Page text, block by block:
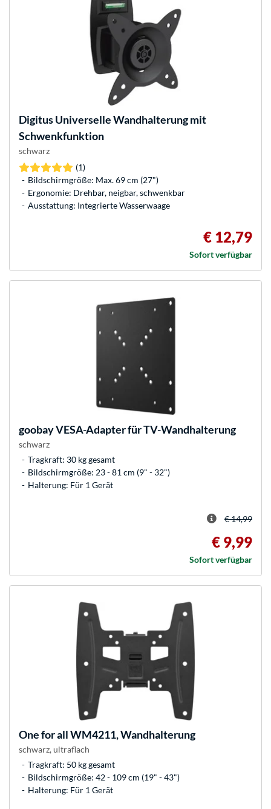
DigitusUniverselle Wandhalterung mit
Schwenkfunktion
schwarz
(1)
Bildschirmgröße: Max. 69 cm (27")
Ergonomie: Drehbar, neigbar, schwenkbar
Ausstattung: Integrierte Wasserwaage
€ 12,79
Sofort verfügbar
goobayVESA-Adapter für TV-Wandhalterung
schwarz
Tragkraft: 30 kg gesamt
Bildschirmgröße: 23 - 81 cm (9" - 32")
Halterung: Für 1 Gerät
€ 14,99
€ 9,99
Sofort verfügbar
One for allWM4211, Wandhalterung
schwarz, ultraflach
Tragkraft: 50 kg gesamt
Bildschirmgröße: 42 - 109 cm (19" - 43")
Halterung: Für 1 Gerät